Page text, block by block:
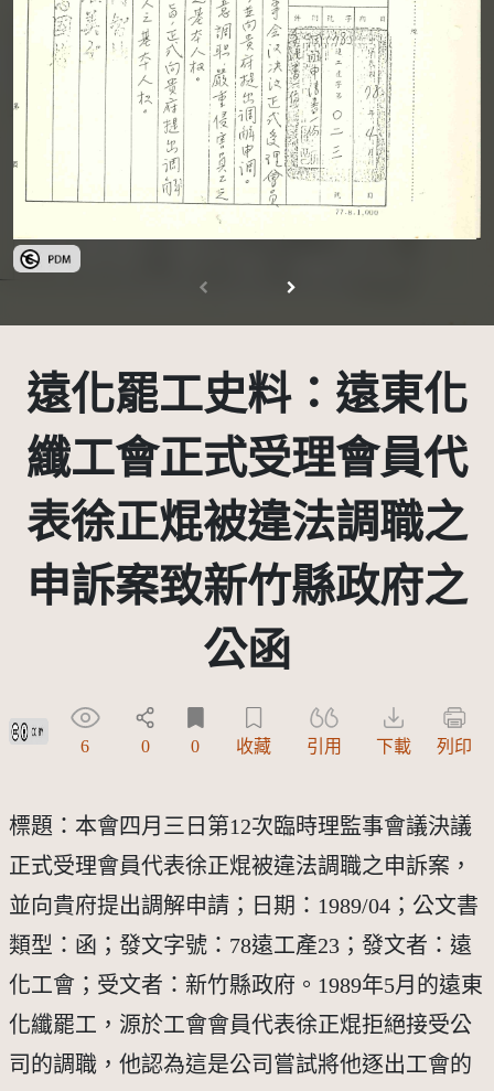
公眾領域標章(PDM)
遠化罷工史料：遠東化
纖工會正式受理會員代
表徐正焜被違法調職之
申訴案致新竹縣政府之
公函
創用CC姓名標示 3.0 台灣及其後版本(CC BY 3.0 TW +)
6 0 0 收藏 引用 下載 列印
標題：本會四月三日第12次臨時理監事會議決議
正式受理會員代表徐正焜被違法調職之申訴案，
並向貴府提出調解申請；日期：1989/04；公文書
類型：函；發文字號：78遠工產23；發文者：遠
化工會；受文者：新竹縣政府。1989年5月的遠東
化纖罷工，源於工會會員代表徐正焜拒絕接受公
司的調職，他認為這是公司嘗試將他逐出工會的